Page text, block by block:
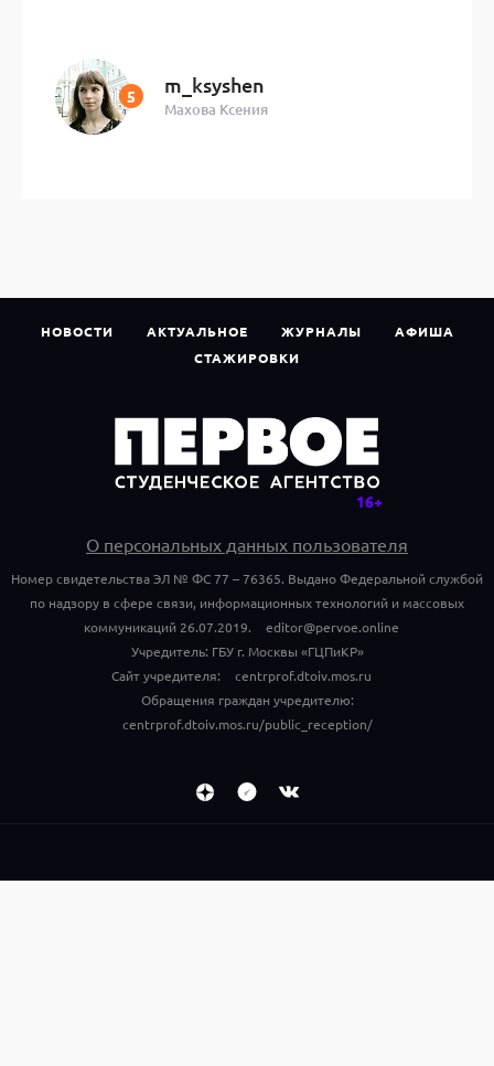
m_ksyshen
Махова Ксения
НОВОСТИ АКТУАЛЬНОЕ ЖУРНАЛЫ
АФИША
СТАЖИРОВКИ
О персональных данных пользователя
Номер свидетельства ЭЛ № ФС 77 – 76365. Выдано Федеральной службой
по надзору в сфере связи, информационных технологий и массовых
коммуникаций 26.07.2019.
editor@pervoe.online
Учредитель: ГБУ г. Москвы «ГЦПиКР»
Сайт учредителя:
centrprof.dtoiv.mos.ru
Обращения граждан учредителю:
centrprof.dtoiv.mos.ru/public_reception/